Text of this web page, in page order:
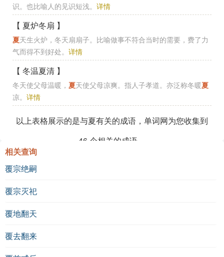
识。也比喻人的见识短浅。 详情
【 夏炉冬扇 】
夏天生火炉，冬天扇扇子。比喻做事不符合当时的需要，费了力
气而得不到好处。 详情
【 冬温夏清 】
冬天使父母温暖， 夏天使父母凉爽。指人子孝道。亦泛称冬暖夏
凉。 详情
以上表格展示的是与夏有关的成语，单词网为您收集到
46 个相关的成语。
相关查询
覆宗绝嗣
覆宗灭祀
覆地翻天
覆去翻来